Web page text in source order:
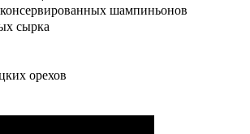
шампиньонов
сырка
орехов